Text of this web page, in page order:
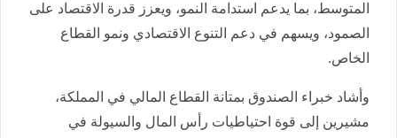
المتوسط، بما يدعم استدامة النمو، ويعزز قدرة الاقتصاد على
الصمود، ويسهم في دعم التنوع الاقتصادي ونمو القطاع
الخاص.
وأشاد خبراء الصندوق بمتانة القطاع المالي في المملكة،
مشيرين إلى قوة احتياطيات رأس المال والسيولة في